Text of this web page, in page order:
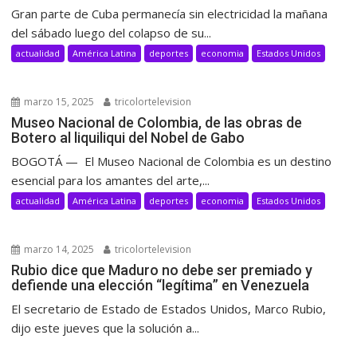
Gran parte de Cuba permanecía sin electricidad la mañana
del sábado luego del colapso de su...
actualidad América Latina deportes economia Estados Unidos
marzo 15, 2025 tricolortelevision
Museo Nacional de Colombia, de las obras de
Botero al liquiliqui del Nobel de Gabo
BOGOTÁ — El Museo Nacional de Colombia es un destino
esencial para los amantes del arte,...
actualidad América Latina deportes economia Estados Unidos
marzo 14, 2025 tricolortelevision
Rubio dice que Maduro no debe ser premiado y
defiende una elección “legítima” en Venezuela
El secretario de Estado de Estados Unidos, Marco Rubio,
dijo este jueves que la solución a...